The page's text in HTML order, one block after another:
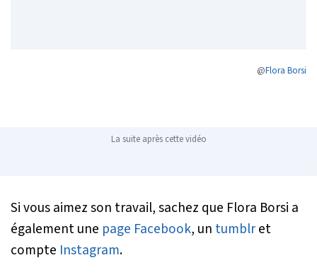
@Flora Borsi
La suite après cette vidéo
Si vous aimez son travail, sachez que Flora Borsi a
également une page Facebook, un tumblret
compte Instagram.